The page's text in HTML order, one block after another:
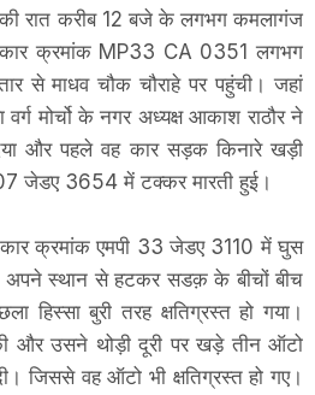
की रात करीब 12 बजे के लगभग कमलागंज
क्रमांक MP33 CA 0351 लगभग
से माधव चौक चौराहे पर पहुंची। जहां
मोर्चो के नगर अध्यक्ष आकाश राठौर ने
और पहले वह कार सड़क किनारे खड़ी
जेडए 3654 में टक्कर मारती हुई।
क्रमांक एमपी 33 जेडए 3110 में घुस
अपने स्थान से हटकर सडक़ के बीचों बीच
बुरी तरह क्षतिग्रस्त हो गया।
और उसने थोड़ी दूरी पर खड़े तीन ऑटो
जिससे वह ऑटो भी क्षतिग्रस्त हो गए।